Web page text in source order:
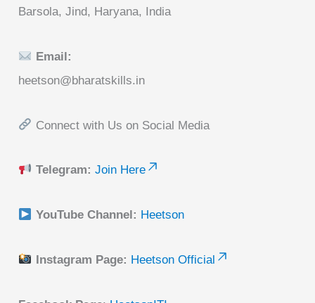
Barsola, Jind, Haryana, India
Email:
heetson@bharatskills.in
Connect with Us on Social Media
Telegram: Join Here
YouTube Channel: Heetson
Instagram Page: Heetson Official